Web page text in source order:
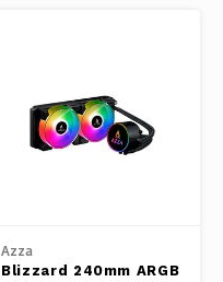
Azza
Blizzard 240mm ARGB